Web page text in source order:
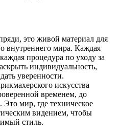
это живой материал для
внутреннего мира. Каждая
процедура по уходу за
индивидуальность,
уверенности.
искусства
временем, до
мир, где техническое
видением, чтобы
стиль.